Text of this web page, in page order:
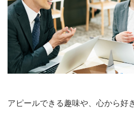
アピールできる趣味や、心から好